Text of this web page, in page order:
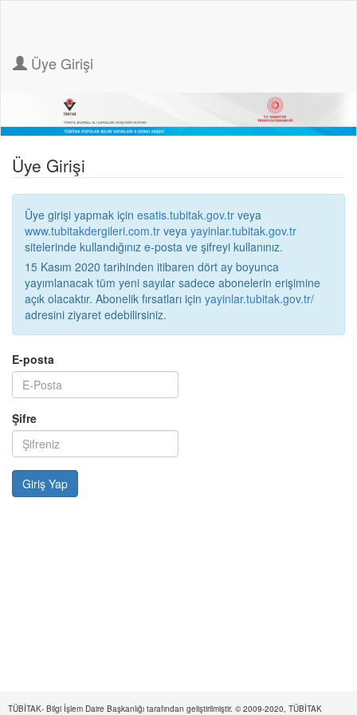
Üye Girişi
Üye Girişi
Üye girişi yapmak için esatis.tubitak.gov.tr veya
www.tubitakdergileri.com.tr veya yayinlar.tubitak.gov.tr
sitelerinde kullandığınız e-posta ve şifreyi kullanınız.
15 Kasım 2020 tarihinden itibaren dört ay boyunca
yayımlanacak tüm yeni sayılar sadece abonelerin erişimine
açık olacaktır. Abonelik fırsatları için yayinlar.tubitak.gov.tr/
adresini ziyaret edebilirsiniz.
E-posta
Şifre
TÜBİTAK- Bilgi İşlem Daire Başkanlığı tarafından geliştirilmiştir. © 2009-2020, TÜBİTAK